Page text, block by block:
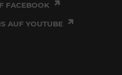
FACEBOOK
AUF YOUTUBE